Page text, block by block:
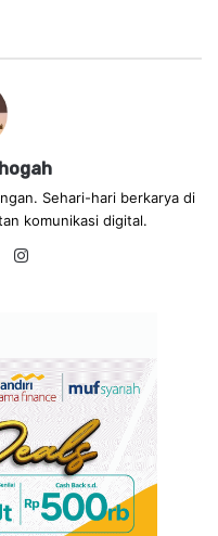
Sehari-hari berkarya di
komunikasi digital.
Yo